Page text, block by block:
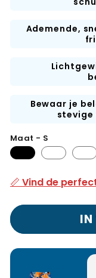
Ademende,
Bewaar je
Maat - S
📏 Vind de
IN